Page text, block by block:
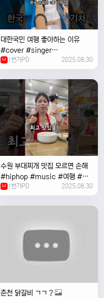
대한국민 여행 좋아하는 이유
#cover #singer
#coversong #music #한국
여행 #한국
M 1번가PD 2025.08.30
수원 부대찌개 맛집 모르면 손해
#hiphop #music #여행 #맛
집 #수원 #한국여행 #베트남여
자 #혼자여행
M 1번가PD 2025.08.30
춘천 닭갈비 ㄱㄱ ?